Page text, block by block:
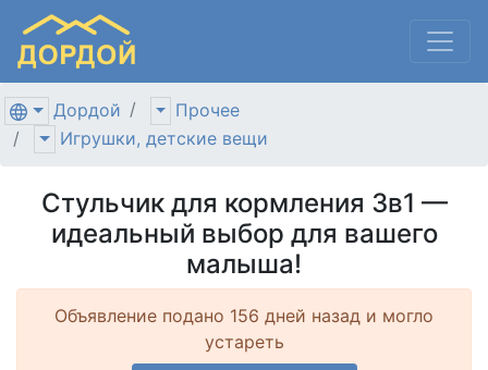
Дордой
Прочее
Игрушки, детские вещи
Стульчик для кормления 3в1 —
идеальный выбор для вашего
малыша!
Объявление подано 156 дней назад и могло
устареть